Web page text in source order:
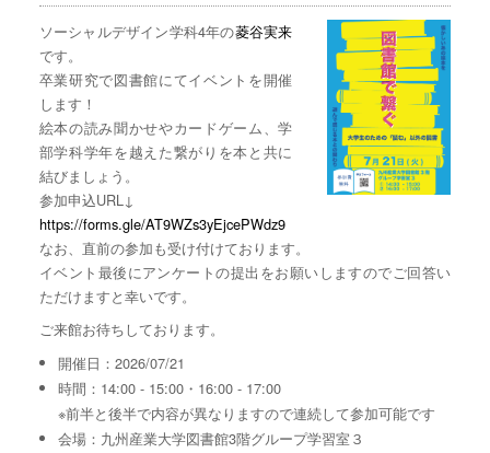
ソーシャルデザイン学科4年の菱谷実来
です。
卒業研究で図書館にてイベントを開催
します！
絵本の読み聞かせやカードゲーム、学
部学科学年を越えた繋がりを本と共に
結びましょう。
参加申込URL↓
https://forms.gle/AT9WZs3yEjcePWdz9
なお、直前の参加も受け付けております。
イベント最後にアンケートの提出をお願いしますのでご回答い
ただけますと幸いです。
ご来館お待ちしております。
開催日：2026/07/21
時間：14:00 - 15:00・16:00 - 17:00
※前半と後半で内容が異なりますので連続して参加可能です
会場：九州産業大学図書館3階グループ学習室３